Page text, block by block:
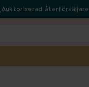
Auktoriserad återförsäljare